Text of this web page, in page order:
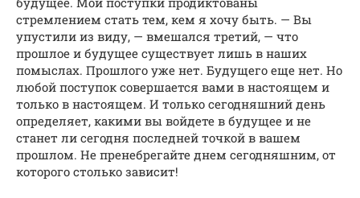
стремлением стать тем, кем я хочу быть. — Вы
упустили из виду, — вмешался третий, — что
прошлое и будущее существует лишь в на­ших
помыслах. Прошлого уже нет. Будущего еще нет. Но
любой поступок совершается вами в настоящем и
только в настоящем. И только сегодняшний день
определяет, какими вы вой­дете в будущее и не
станет ли сегодня послед­ней точкой в вашем
прошлом. Не пренебрегайте днем сегодняшним, от
которого столько зависит!